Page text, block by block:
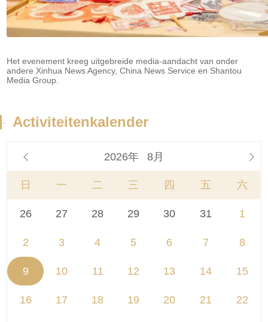
Het evenement kreeg uitgebreide media-aandacht van onder
andere Xinhua News Agency, China News Service en Shantou
Media Group.
- Activiteitenkalender
 2026年 8月 
日 一 二 三 四 五 六
26 27 28 29 30 31 1
2 3 4 5 6 7 8
9 10 11 12 13 14 15
16 17 18 19 20 21 22